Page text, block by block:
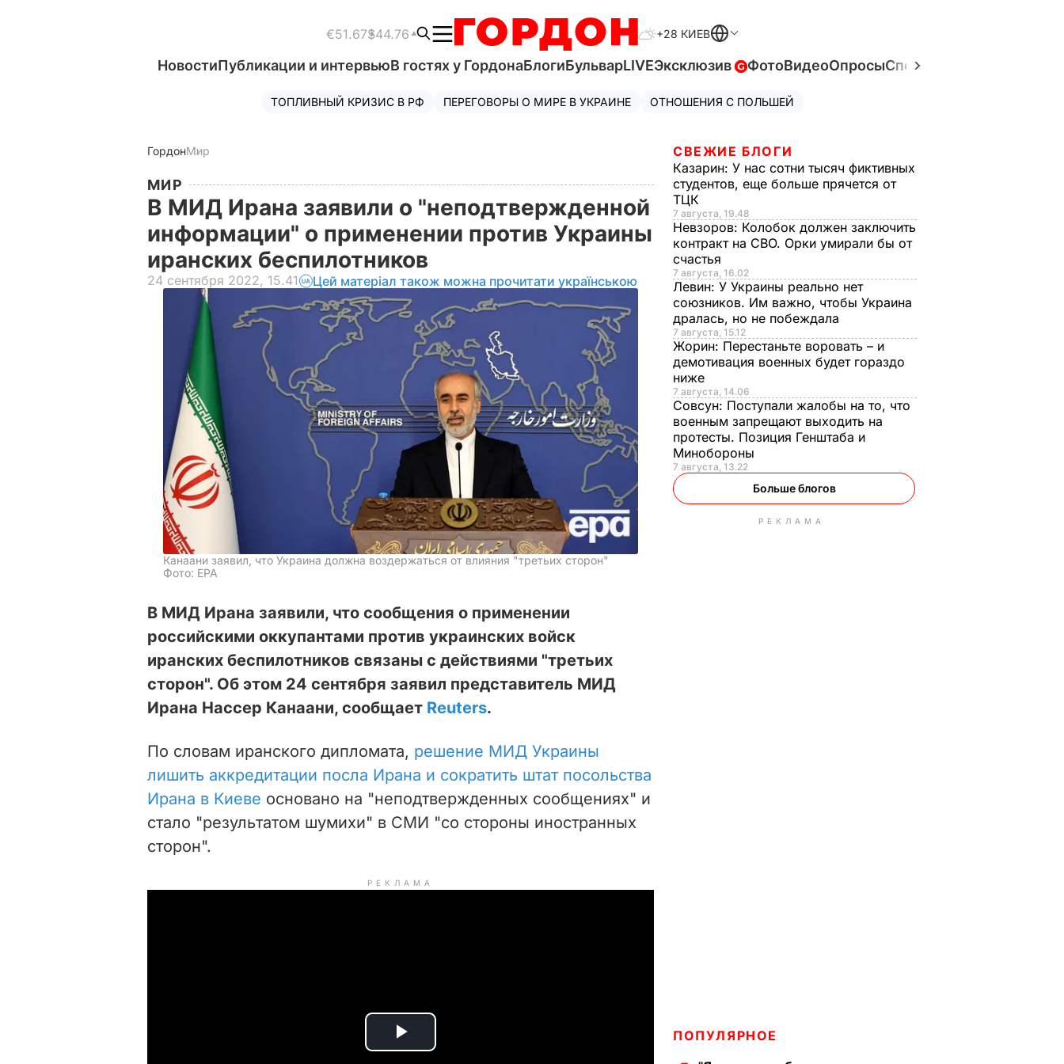
€51.67$44.76 +28 КИЕВ
НовостиПубликации и интервьюВ гостях у ГордонаБлогиБульварLIVEЭксклюзив ФотоВидеоОпросыСпецпроекты
ТОПЛИВНЫЙ КРИЗИС В РФ ПЕРЕГОВОРЫ О МИРЕ В УКРАИНЕ ОТНОШЕНИЯ С ПОЛЬШЕЙ
ГордонМир
МИР
В МИД Ирана заявили о "неподтвержденной
информации" о применении против Украины
иранских беспилотников
24 сентября 2022, 15.41 Цей матеріал також можна прочитати українською
Канаани заявил, что Украина должна воздержаться от влияния "третьих сторон"
Фото: EPA
В МИД Ирана заявили, что сообщения о применении
российскими оккупантами против украинских войск
иранских беспилотников связаны с действиями "третьих
сторон". Об этом 24 сентября заявил представитель МИД
Ирана Нассер Канаани, сообщает Reuters.
По словам иранского дипломата, решение МИД Украины
лишить аккредитации посла Ирана и сократить штат посольства
Ирана в Киеве основано на "неподтвержденных сообщениях" и
стало "результатом шумихи" в СМИ "со стороны иностранных
сторон".
РЕКЛАМА
P
СВЕЖИЕ БЛОГИ
Казарин: У нас сотни тысяч фиктивных
студентов, еще больше прячется от
ТЦК
7 августа, 19.48
Невзоров: Колобок должен заключить
контракт на СВО. Орки умирали бы от
счастья
7 августа, 16.02
Левин: У Украины реально нет
союзников. Им важно, чтобы Украина
дралась, но не побеждала
7 августа, 15.12
Жорин: Перестаньте воровать – и
демотивация военных будет гораздо
ниже
7 августа, 14.06
Совсун: Поступали жалобы на то, что
военным запрещают выходить на
протесты. Позиция Генштаба и
Минобороны
7 августа, 13.22
Больше блогов
РЕКЛАМА
ПОПУЛЯРНОЕ